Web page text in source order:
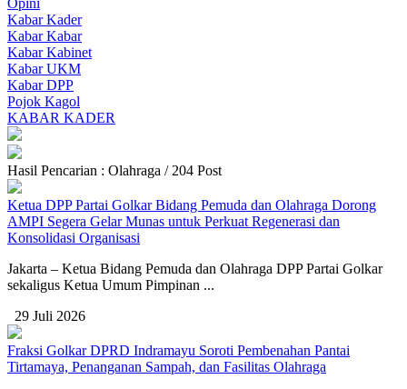
Opini
Kabar Kader
Kabar Kabar
Kabar Kabinet
Kabar UKM
Kabar DPP
Pojok Kagol
KABAR KADER
Hasil Pencarian : Olahraga / 204 Post
Ketua DPP Partai Golkar Bidang Pemuda dan Olahraga Dorong
AMPI Segera Gelar Munas untuk Perkuat Regenerasi dan
Konsolidasi Organisasi
Jakarta – Ketua Bidang Pemuda dan Olahraga DPP Partai Golkar
sekaligus Ketua Umum Pimpinan ...
29 Juli 2026
Fraksi Golkar DPRD Indramayu Soroti Pembenahan Pantai
Tirtamaya, Penanganan Sampah, dan Fasilitas Olahraga